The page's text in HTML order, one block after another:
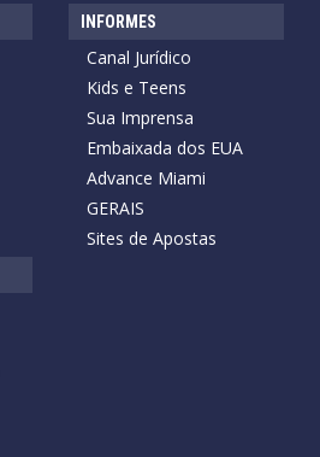
INFORMES
Canal Jurídico
Kids e Teens
Sua Imprensa
Embaixada dos EUA
Advance Miami
GERAIS
Sites de Apostas